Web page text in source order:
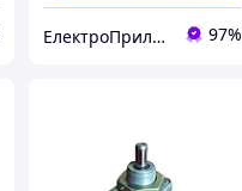
ЕлектроПриладТехСервіс 97%